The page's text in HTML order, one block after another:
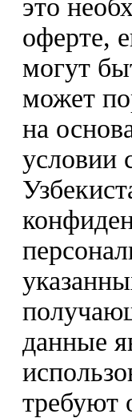
это
оферте,
могут
может
на
условии
данные
требуют